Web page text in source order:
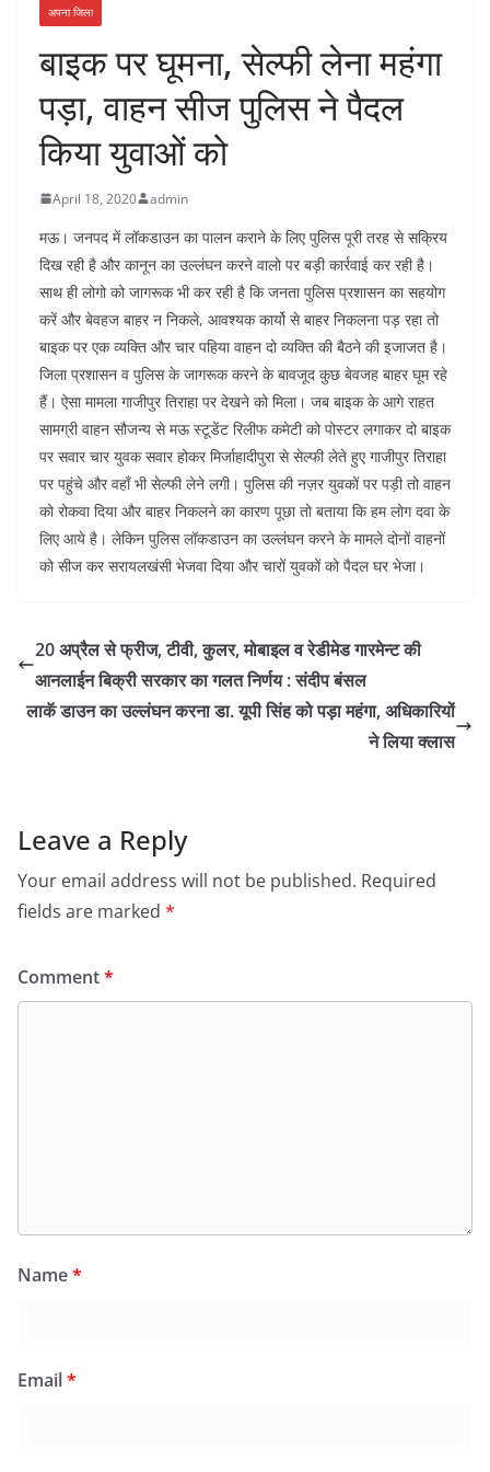
अपना जिला
बाइक पर घूमना, सेल्फी लेना महंगा
पड़ा, वाहन सीज पुलिस ने पैदल
किया युवाओं को
April 18, 2020 admin
मऊ। जनपद में लॉकडाउन का पालन कराने के लिए पुलिस पूरी तरह से सक्रिय
दिख रही है और कानून का उल्लंघन करने वालो पर बड़ी कार्रवाई कर रही है।
साथ ही लोगो को जागरूक भी कर रही है कि जनता पुलिस प्रशासन का सहयोग
करें और बेवहज बाहर न निकले, आवश्यक कार्यो से बाहर निकलना पड़ रहा तो
बाइक पर एक व्यक्ति और चार पहिया वाहन दो व्यक्ति की बैठने की इजाजत है।
जिला प्रशासन व पुलिस के जागरूक करने के बावजूद कुछ बेवजह बाहर घूम रहे
हैं। ऐसा मामला गाजीपुर तिराहा पर देखने को मिला। जब बाइक के आगे राहत
सामग्री वाहन सौजन्य से मऊ स्टूडेंट रिलीफ कमेटी को पोस्टर लगाकर दो बाइक
पर सवार चार युवक सवार होकर मिर्जाहादीपुरा से सेल्फी लेते हुए गाजीपुर तिराहा
पर पहुंचे और वहाँ भी सेल्फी लेने लगी। पुलिस की नज़र युवकों पर पड़ी तो वाहन
को रोकवा दिया और बाहर निकलने का कारण पूछा तो बताया कि हम लोग दवा के
लिए आये है। लेकिन पुलिस लॉकडाउन का उल्लंघन करने के मामले दोनों वाहनों
को सीज कर सरायलखंसी भेजवा दिया और चारों युवकों को पैदल घर भेजा।
20 अप्रैल से फ्रीज, टीवी, कुलर, मोबाइल व रेडीमेड गारमेन्ट की
आनलाईन बिक्री सरकार का गलत निर्णय : संदीप बंसल
लाकॅ डाउन का उल्लंघन करना डा. यूपी सिंह को पड़ा महंगा, अधिकारियों
ने लिया क्लास
Leave a Reply
Your email address will not be published. Required
fields are marked *
Comment*
Name*
Email*